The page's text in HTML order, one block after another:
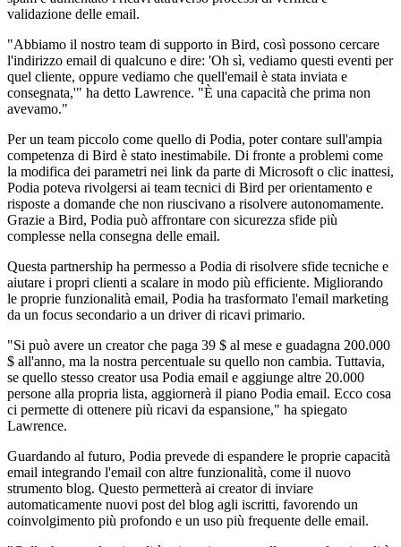
validazione delle email.
"Abbiamo il nostro team di supporto in Bird, così possono cercare
l'indirizzo email di qualcuno e dire: 'Oh sì, vediamo questi eventi per
quel cliente, oppure vediamo che quell'email è stata inviata e
consegnata,'" ha detto Lawrence. "È una capacità che prima non
avevamo."
Per un team piccolo come quello di Podia, poter contare sull'ampia
competenza di Bird è stato inestimabile. Di fronte a problemi come
la modifica dei parametri nei link da parte di Microsoft o clic inattesi,
Podia poteva rivolgersi ai team tecnici di Bird per orientamento e
risposte a domande che non riuscivano a risolvere autonomamente.
Grazie a Bird, Podia può affrontare con sicurezza sfide più
complesse nella consegna delle email.
Questa partnership ha permesso a Podia di risolvere sfide tecniche e
aiutare i propri clienti a scalare in modo più efficiente. Migliorando
le proprie funzionalità email, Podia ha trasformato l'email marketing
da un focus secondario a un driver di ricavi primario.
"Si può avere un creator che paga 39 $ al mese e guadagna 200.000
$ all'anno, ma la nostra percentuale su quello non cambia. Tuttavia,
se quello stesso creator usa Podia email e aggiunge altre 20.000
persone alla propria lista, aggiornerà il piano Podia email. Ecco cosa
ci permette di ottenere più ricavi da espansione," ha spiegato
Lawrence.
Guardando al futuro, Podia prevede di espandere le proprie capacità
email integrando l'email con altre funzionalità, come il nuovo
strumento blog. Questo permetterà ai creator di inviare
automaticamente nuovi post del blog agli iscritti, favorendo un
coinvolgimento più profondo e un uso più frequente delle email.